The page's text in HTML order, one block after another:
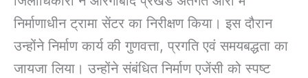
निर्माणाधीन ट्रामा सेंटर का निरीक्षण किया। इस दौरान
उन्होंने निर्माण कार्य की गुणवत्ता, प्रगति एवं समयबद्धता का
जायजा लिया। उन्होंने संबंधित निर्माण एजेंसी को स्पष्ट